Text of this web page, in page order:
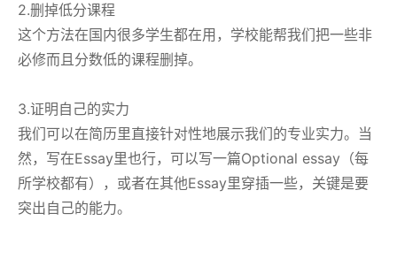
2.删掉低分课程
这个方法在国内很多学生都在用，学校能帮我们把一些非
必修而且分数低的课程删掉。
3.证明自己的实力
我们可以在简历里直接针对性地展示我们的专业实力。当
然，写在Essay里也行，可以写一篇Optional essay（每
所学校都有），或者在其他Essay里穿插一些，关键是要
突出自己的能力。